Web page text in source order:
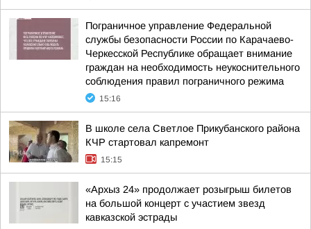
Пограничное управление Федеральной
службы безопасности России по Карачаево-
Черкесской Республике обращает внимание
граждан на необходимость неукоснительного
соблюдения правил пограничного режима
15:16
В школе села Светлое Прикубанского района
КЧР стартовал капремонт
15:15
«Архыз 24» продолжает розыгрыш билетов
на большой концерт с участием звезд
кавказской эстрады